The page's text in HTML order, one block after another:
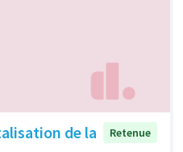
de la
Retenue